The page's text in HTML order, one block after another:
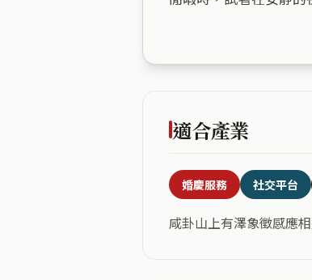
適合產業
婚慶服務 社交平台
咸卦山上有澤象徵感應